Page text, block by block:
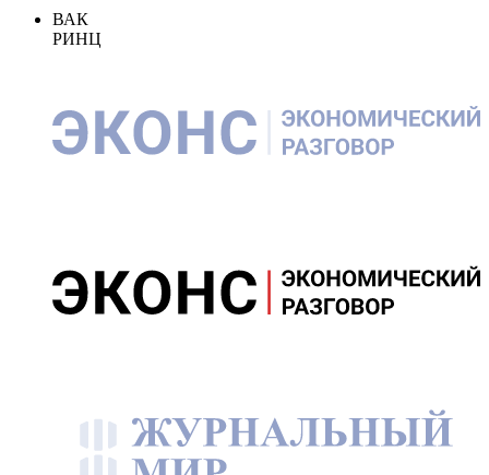
ВАК
РИНЦ